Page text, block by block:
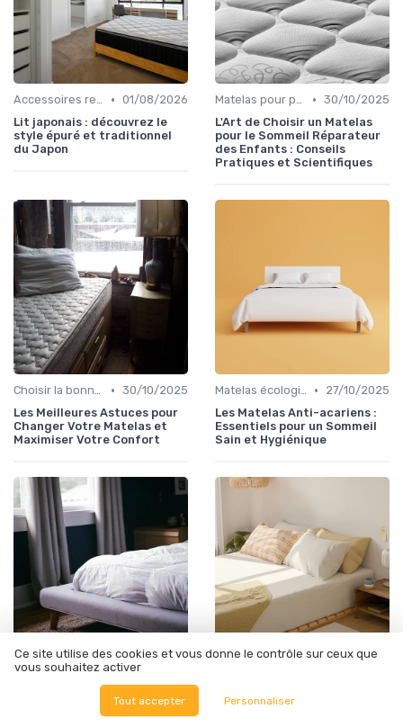
Accessoires recommandés • 01/08/2026
Lit japonais : découvrez le
style épuré et traditionnel
du Japon
Matelas pour problèmes de dos • 30/10/2025
L'Art de Choisir un Matelas
pour le Sommeil Réparateur
des Enfants : Conseils
Pratiques et Scientifiques
Choisir la bonne taille • 30/10/2025
Les Meilleures Astuces pour
Changer Votre Matelas et
Maximiser Votre Confort
Matelas écologiques •
27/10/2025
Les Matelas Anti-acariens :
Essentiels pour un Sommeil
Sain et Hygiénique
Sélectionner le niveau de fermeté • 27/10/2025
Améliorer la Qualité du
Sommeil avec les Matelas
Ergonomiques : Guide et
Soutien Lombaire : Choisir le
Ce site utilise des cookies et vous donne le contrôle sur ceux que
vous souhaitez activer
Tout accepter Personnaliser